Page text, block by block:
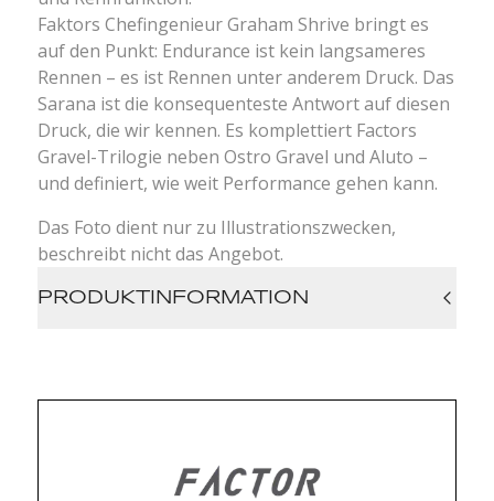
Faktors Chefingenieur Graham Shrive bringt es
auf den Punkt: Endurance ist kein langsameres
Rennen – es ist Rennen unter anderem Druck. Das
Sarana ist die konsequenteste Antwort auf diesen
Druck, die wir kennen. Es komplettiert Factors
Gravel-Trilogie neben Ostro Gravel und Aluto –
und definiert, wie weit Performance gehen kann.
Das Foto dient nur zu Illustrationszwecken,
beschreibt nicht das Angebot.
PRODUKTINFORMATION
gerichtetes Layup
Sitzstreben: Blattfeder-Design für